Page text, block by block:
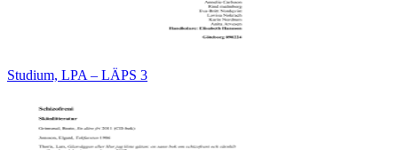
Studium, LPA – LÄPS 3